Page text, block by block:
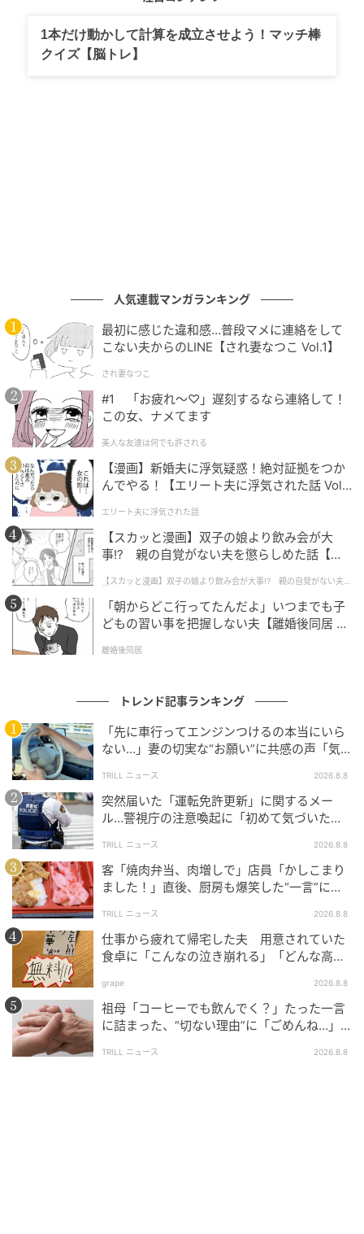
ブルドッグ顔が目印？過去の飼育日誌に隠さ
れた「プロの見分け方」
誰もが頭を抱えたこのクイズですが、実は市川市動植
物園の公式サイト内にある、以前の「飼育日誌」を紐
解くと、ワオキツネザルを見分けるための「プロのコ
ツ」が紹介されていました。
担当飼育員によると、群れの中で比較的見分けやすい
のが、みんなのお母さんでリーダーの「アン」と、お
父さんの「オージロウ」なのだそう。そこには、オー
ジロウの特徴がこのように解説されていました。
公式サイトより： 「黒い上唇の所が少し垂れていて、
正面から見ると顔が四角くて少しブルドッグみたいで
す。みんなで固まっているときも一人離れて寝ている
ことも多いです」
オージロウくんの目印だったのです。
しかし、毎日ワオキツネザルと接している飼育員でさ
え、その日誌の中で
ましたが、初めて近くで見ると、まあムズカシ
イ。。。」と本音をポロリ。プロの目から見ても、ワ
オキツネザルたちの識別には一筋縄ではいかない奥深
さがあるようです。
「当たった！」「はずれたー！」答え合わせ
に一喜一憂するファンの声
ついに明かされた正解を受けて、リプライ欄には答え
合わせに一喜一憂するコメントが寄せられました。
「『たぶん右端です』と書きましたが、当たっていま
した」
1本だけ動かして計算を成立させよう！マッチ棒
クイズ【脳トレ】
人気連載マンガランキング
最初に感じた違和感…普段マメに連絡をして
こない夫からのLINE【され妻なつこ Vol.1】
され妻なつこ
#1 「お疲れ〜♡」遅刻するなら連絡して！
この女、ナメてます
美人な友達は何でも許される
【漫画】新婚夫に浮気疑惑！絶対証拠をつか
んでやる！【エリート夫に浮気された話 Vol.
エリート夫に浮気された話
【スカッと漫画】双子の娘より飲み会が大
事!? 親の自覚がない夫を懲らしめた話【第1
【スカッと漫画】双子の娘より飲み会が大事!? 親の自覚がない夫を
懲らしめた話
「朝からどこ行ってたんだよ」いつまでも子
どもの習い事を把握しない夫【離婚後同居 Vo
離婚後同居
トレンド記事ランキング
「先に車行ってエンジンつけるの本当にいら
ない…」妻の切実な“お願い”に共感の声「気
TRILL ニュース 2026.8.8
突然届いた「運転免許更新」に関するメー
ル…警視庁の注意喚起に「初めて気づいた」
TRILL ニュース 2026.8.8
客「焼肉弁当、肉増しで」店員「かしこまり
ました！」直後、厨房も爆笑した“一言”に
験談2選＞
TRILL ニュース 2026.8.8
仕事から疲れて帰宅した夫 用意されていた
食卓に「こんなの泣き崩れる」「どんな高級
grape 2026.8.8
祖母「コーヒーでも飲んでく？」たった一言
に詰まった、“切ない理由”に「ごめんね…」
TRILL ニュース 2026.8.8